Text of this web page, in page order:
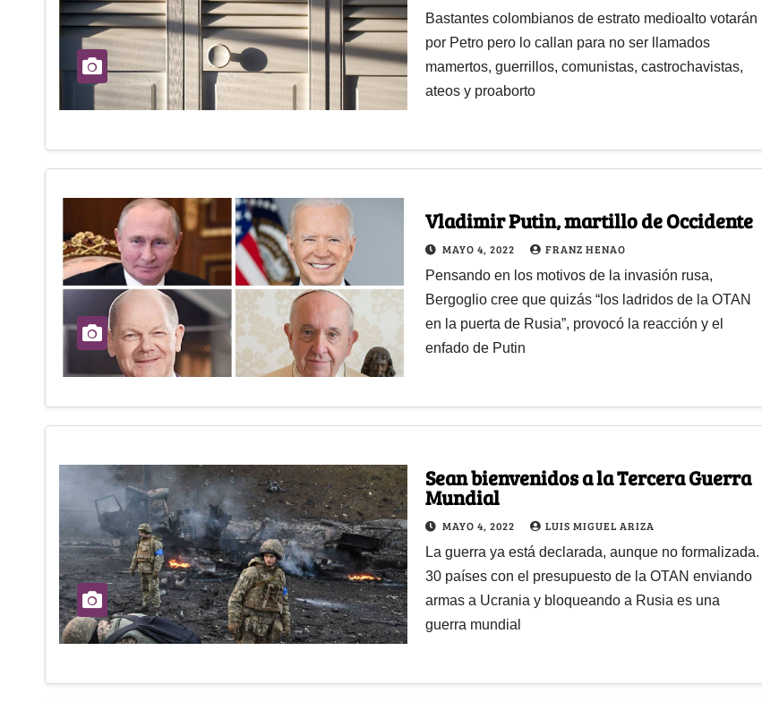
Bastantes colombianos de estrato medioalto votarán
por Petro pero lo callan para no ser llamados
mamertos, guerrillos, comunistas, castrochavistas,
ateos y proaborto
Vladimir Putin, martillo de Occidente
MAYO 4, 2022 FRANZ HENAO
Pensando en los motivos de la invasión rusa,
Bergoglio cree que quizás “los ladridos de la OTAN
en la puerta de Rusia”, provocó la reacción y el
enfado de Putin
Sean bienvenidos a la Tercera Guerra
Mundial
MAYO 4, 2022 LUIS MIGUEL ARIZA
La guerra ya está declarada, aunque no formalizada.
30 países con el presupuesto de la OTAN enviando
armas a Ucrania y bloqueando a Rusia es una
guerra mundial